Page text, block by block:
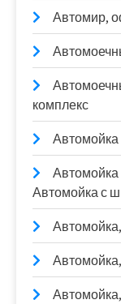
Автомир,
комплекс
Автомойка с